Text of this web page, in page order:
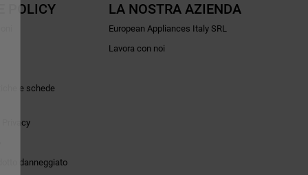
POLICY
e schede
Privacy
danneggiato
LA NOSTRA AZIENDA
European Appliances Italy SRL
Lavora con noi